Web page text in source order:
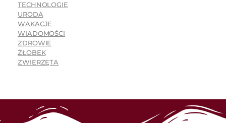
TECHNOLOGIE
URODA
WAKACJE
WIADOMOŚCI
ZDROWIE
ŻŁOBEK
ZWIERZĘTA